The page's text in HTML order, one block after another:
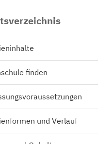
finden
und Verlauf